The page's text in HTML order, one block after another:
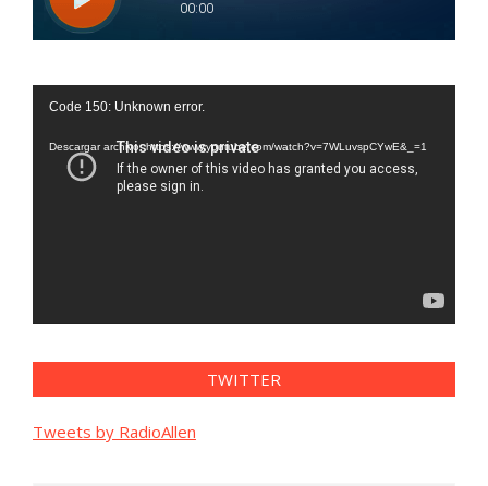
Reproductor
vídeo
Code 150: Unknown error.
Descargar archivo: https://www.youtube.com/watch?v=7WLuvspCYwE&_=1
TWITTER
Tweets by RadioAllen